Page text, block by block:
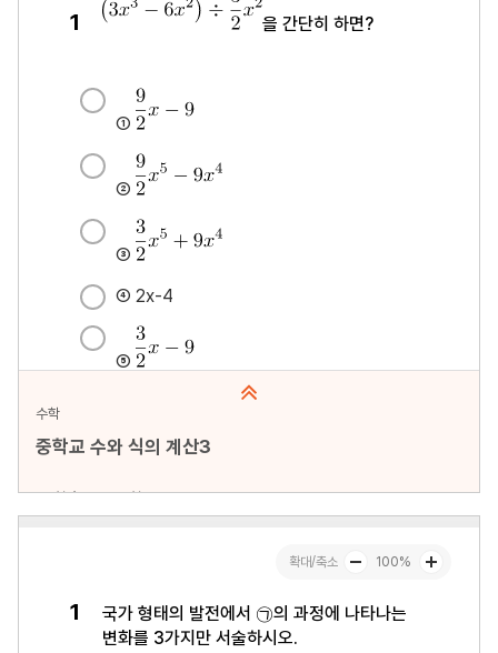
수학
중학교 수와 식의 계산3
문항수 : 10문항
미리보기